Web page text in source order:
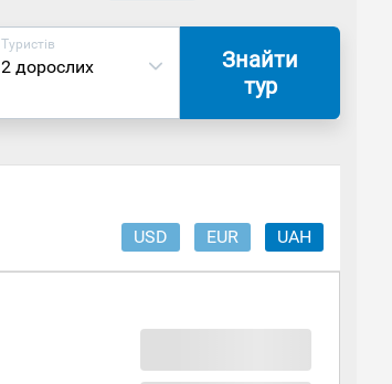
Туристів
2 дорослих
Знайти
тур
USD EUR UAH